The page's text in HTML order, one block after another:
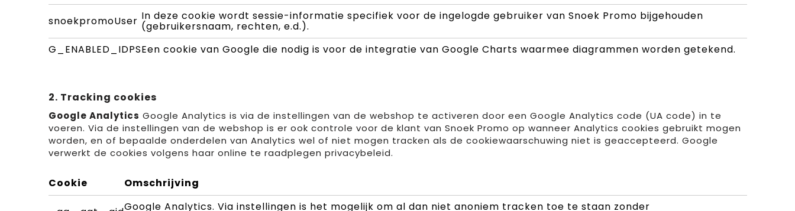
snoekpromoUser In deze cookie wordt sessie-informatie specifiek voor de ingelogde gebruiker van Snoek Promo bijgehouden
(gebruikersnaam, rechten, e.d.).
G_ENABLED_IDPSEen cookie van Google die nodig is voor de integratie van Google Charts waarmee diagrammen worden getekend.
2. Tracking cookies
Google Analytics Google Analytics is via de instellingen van de webshop te activeren door een Google Analytics code (UA code) in te
voeren. Via de instellingen van de webshop is er ook controle voor de klant van Snoek Promo op wanneer Analytics cookies gebruikt mogen
worden, en of bepaalde onderdelen van Analytics wel of niet mogen tracken als de cookiewaarschuwing niet is geaccepteerd. Google
verwerkt de cookies volgens haar online te raadplegen privacybeleid.
Cookie Omschrijving
Google Analytics. Via instellingen is het mogelijk om al dan niet anoniem tracken toe te staan zonder